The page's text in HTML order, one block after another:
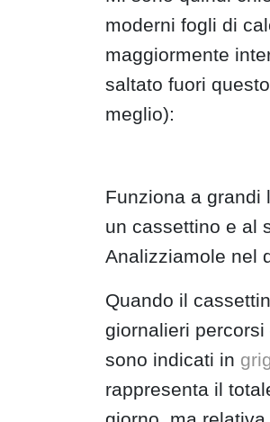
moderni fogli di
maggiormente
saltato fuori
meglio):
Funziona a grandi
un cassettino e al
Analizziamole nel
Quando il
giornalieri
sono indicati in
rappresenta il